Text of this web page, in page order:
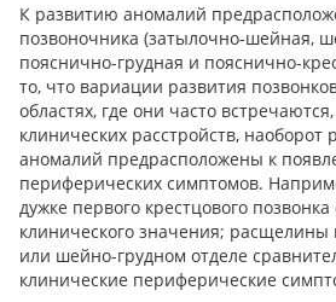
К развитию аномалий
позвоночника (затылочно-шейная,
пояснично-грудная и пояснично-
то, что вариации развития
областях, где они часто
клинических расстройств, наоборот
аномалий предрасположены к
периферических симптомов.
дужке первого крестцового
клинического значения; расщелины
или шейно-грудном отделе
клинические периферические